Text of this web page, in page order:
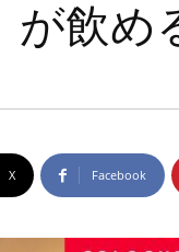
が飲
X Facebook